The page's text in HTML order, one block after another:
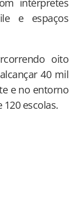
intérpretes
e espaços
oito
40 mil
e no entorno
escolas.